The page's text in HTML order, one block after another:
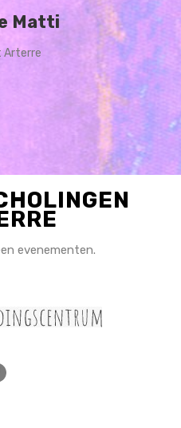
Matti
Arterre
evenementen.